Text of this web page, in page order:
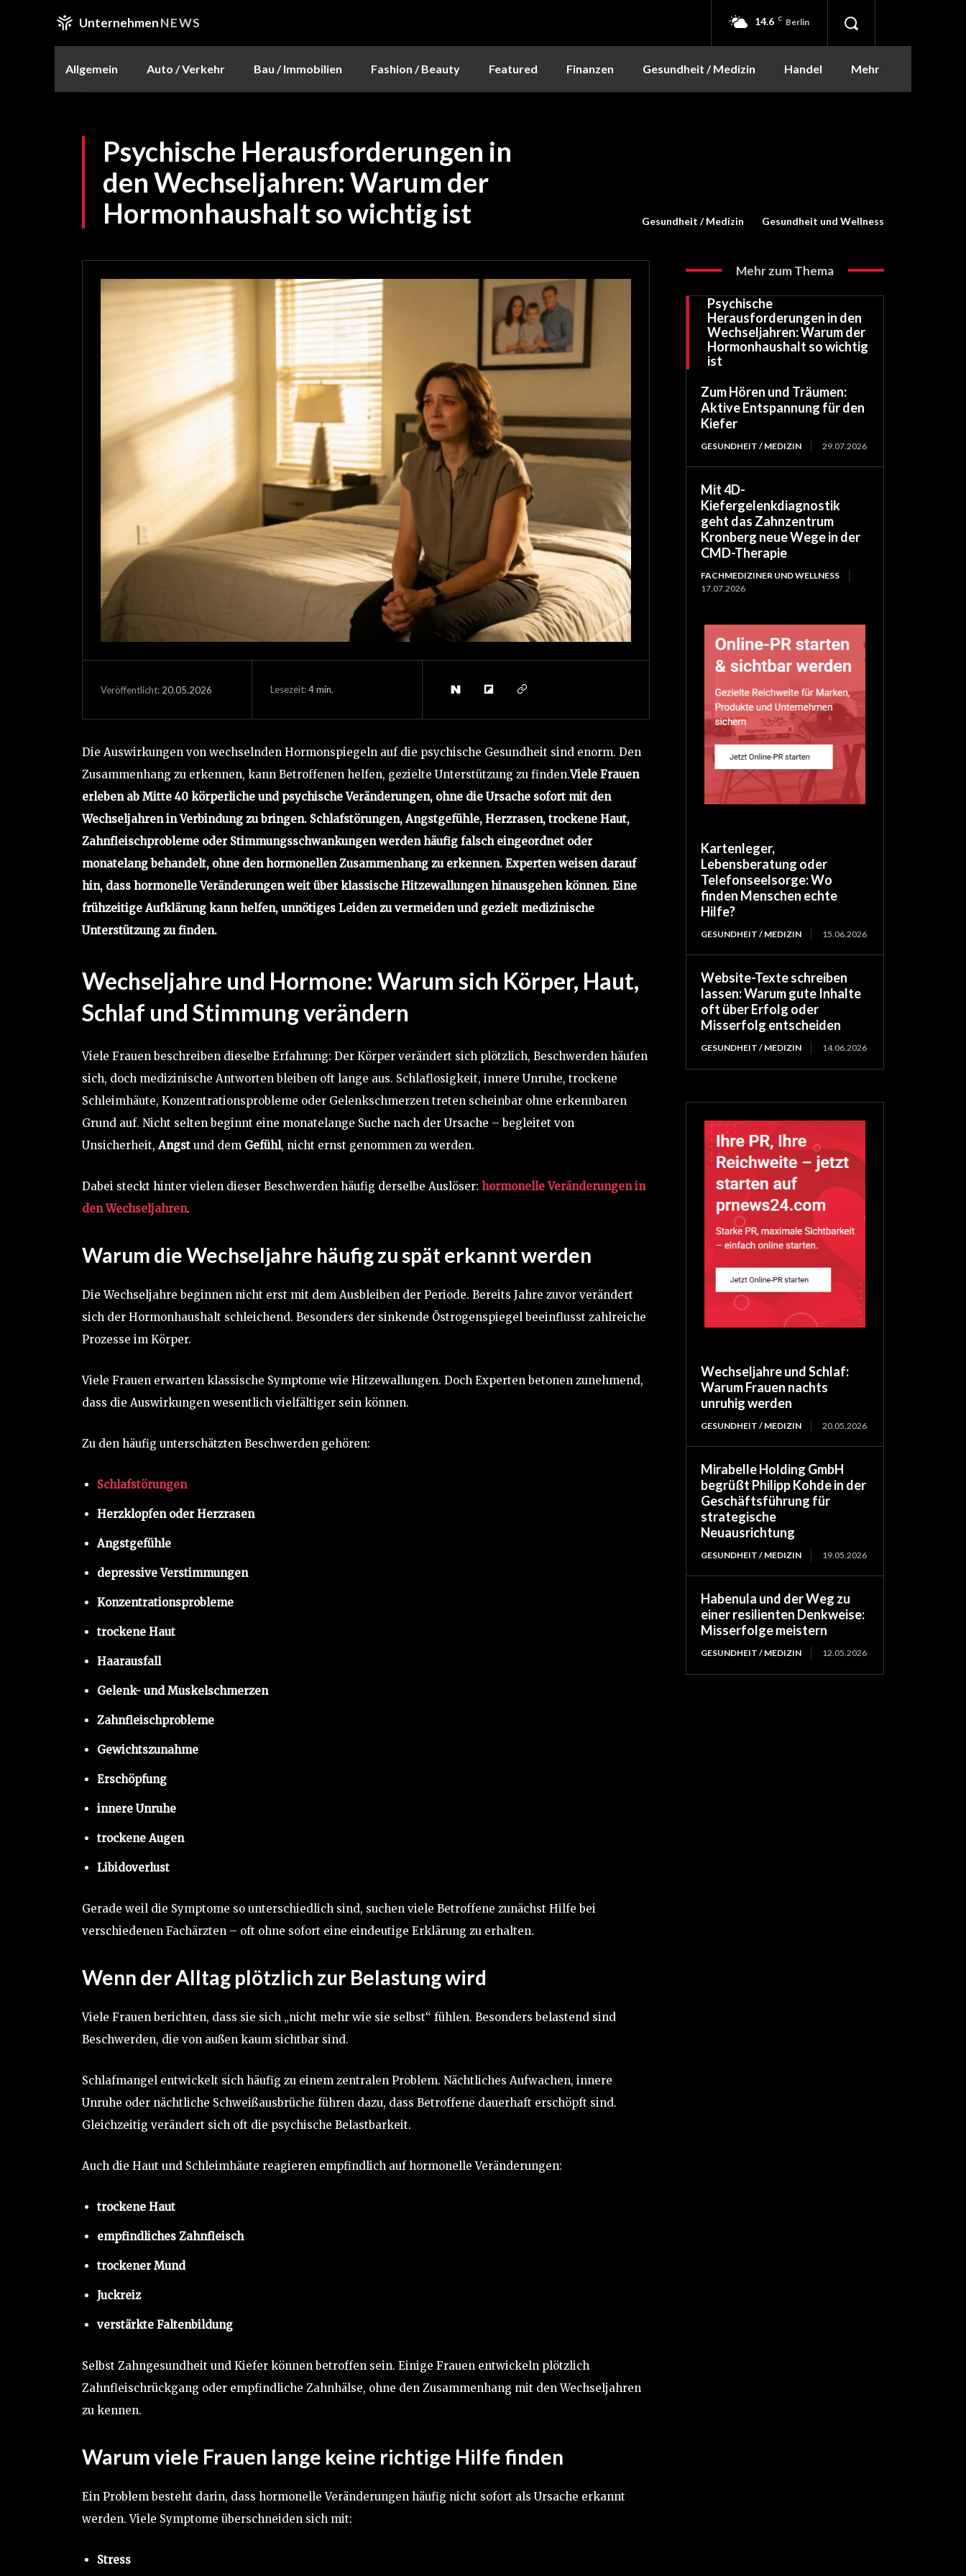
UnternehmenNEWS 14.6 C Berlin
Allgemein Auto / Verkehr Bau / Immobilien Fashion / Beauty Featured Finanzen Gesundheit / Medizin Handel Mehr
Psychische Herausforderungen in
den Wechseljahren: Warum der
Hormonhaushalt so wichtig ist
Gesundheit / Medizin Gesundheit und Wellness
Veröffentlicht: 20.05.2026 Lesezeit:4min.
Die Auswirkungen von wechselnden Hormonspiegeln auf die psychische Gesundheit sind enorm. Den
Zusammenhang zu erkennen, kann Betroffenen helfen, gezielte Unterstützung zu finden.Viele Frauen
erleben ab Mitte 40 körperliche und psychische Veränderungen, ohne die Ursache sofort mit den
Wechseljahren in Verbindung zu bringen. Schlafstörungen, Angstgefühle, Herzrasen, trockene Haut,
Zahnfleischprobleme oder Stimmungsschwankungen werden häufig falsch eingeordnet oder
monatelang behandelt, ohne den hormonellen Zusammenhang zu erkennen. Experten weisen darauf
hin, dass hormonelle Veränderungen weit über klassische Hitzewallungen hinausgehen können. Eine
frühzeitige Aufklärung kann helfen, unnötiges Leiden zu vermeiden und gezielt medizinische
Unterstützung zu finden.
Wechseljahre und Hormone: Warum sich Körper, Haut,
Schlaf und Stimmung verändern
Viele Frauen beschreiben dieselbe Erfahrung: Der Körper verändert sich plötzlich, Beschwerden häufen
sich, doch medizinische Antworten bleiben oft lange aus. Schlaflosigkeit, innere Unruhe, trockene
Schleimhäute, Konzentrationsprobleme oder Gelenkschmerzen treten scheinbar ohne erkennbaren
Grund auf. Nicht selten beginnt eine monatelange Suche nach der Ursache – begleitet von
Unsicherheit,Angst und dem Gefühl, nicht ernst genommen zu werden.
Dabei steckt hinter vielen dieser Beschwerden häufig derselbe Auslöser: hormonelle Veränderungen in
den Wechseljahren.
Warum die Wechseljahre häufig zu spät erkannt werden
Die Wechseljahre beginnen nicht erst mit dem Ausbleiben der Periode. Bereits Jahre zuvor verändert
sich der Hormonhaushalt schleichend. Besonders der sinkende Östrogenspiegel beeinflusst zahlreiche
Prozesse im Körper.
Viele Frauen erwarten klassische Symptome wie Hitzewallungen. Doch Experten betonen zunehmend,
dass die Auswirkungen wesentlich vielfältiger sein können.
Zu den häufig unterschätzten Beschwerden gehören:
Schlafstörungen
Herzklopfen oder Herzrasen
Angstgefühle
depressive Verstimmungen
Konzentrationsprobleme
trockene Haut
Haarausfall
Gelenk- und Muskelschmerzen
Zahnfleischprobleme
Gewichtszunahme
Erschöpfung
innere Unruhe
trockene Augen
Libidoverlust
Gerade weil die Symptome so unterschiedlich sind, suchen viele Betroffene zunächst Hilfe bei
verschiedenen Fachärzten – oft ohne sofort eine eindeutige Erklärung zu erhalten.
Wenn der Alltag plötzlich zur Belastung wird
Viele Frauen berichten, dass sie sich „nicht mehr wie sie selbst“ fühlen. Besonders belastend sind
Beschwerden, die von außen kaum sichtbar sind.
Schlafmangel entwickelt sich häufig zu einem zentralen Problem. Nächtliches Aufwachen, innere
Unruhe oder nächtliche Schweißausbrüche führen dazu, dass Betroffene dauerhaft erschöpft sind.
Gleichzeitig verändert sich oft die psychische Belastbarkeit.
Auch die Haut und Schleimhäute reagieren empfindlich auf hormonelle Veränderungen:
trockene Haut
empfindliches Zahnfleisch
trockener Mund
Juckreiz
verstärkte Faltenbildung
Selbst Zahngesundheit und Kiefer können betroffen sein. Einige Frauen entwickeln plötzlich
Zahnfleischrückgang oder empfindliche Zahnhälse, ohne den Zusammenhang mit den Wechseljahren
zu kennen.
Warum viele Frauen lange keine richtige Hilfe finden
Ein Problem besteht darin, dass hormonelle Veränderungen häufig nicht sofort als Ursache erkannt
werden. Viele Symptome überschneiden sich mit:
Stress
Mehr zum Thema
Psychische
Herausforderungen in den
Wechseljahren: Warum der
Hormonhaushalt so wichtig
ist
Zum Hören und Träumen:
Aktive Entspannung für den
Kiefer
GESUNDHEIT / MEDIZIN 29.07.2026
Mit 4D-
Kiefergelenkdiagnostik
geht das Zahnzentrum
Kronberg neue Wege in der
CMD-Therapie
FACHMEDIZINER UND WELLNESS
17.07.2026
Kartenleger,
Lebensberatung oder
Telefonseelsorge: Wo
finden Menschen echte
Hilfe?
GESUNDHEIT / MEDIZIN 15.06.2026
Website-Texte schreiben
lassen: Warum gute Inhalte
oft über Erfolg oder
Misserfolg entscheiden
GESUNDHEIT / MEDIZIN 14.06.2026
Wechseljahre und Schlaf:
Warum Frauen nachts
unruhig werden
GESUNDHEIT / MEDIZIN 20.05.2026
Mirabelle Holding GmbH
begrüßt Philipp Kohde in der
Geschäftsführung für
strategische
Neuausrichtung
GESUNDHEIT / MEDIZIN 19.05.2026
Habenula und der Weg zu
einer resilienten Denkweise:
Misserfolge meistern
GESUNDHEIT / MEDIZIN 12.05.2026